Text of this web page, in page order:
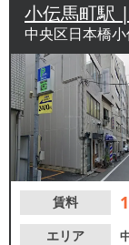
小伝馬町駅
中央区日本橋
賃料
エリア